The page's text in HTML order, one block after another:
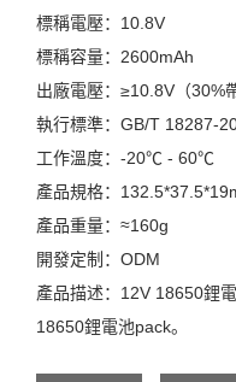
標稱電壓：10.8V
標稱容量：2600mAh
出廠電壓：≥10.8V（30%
執行標準：GB/T 18287-
工作溫度：-20℃ - 60℃
產品規格：
產品重量：≈160g
開發定制：ODM
產品描述：12V 18650鋰
18650鋰電池pack。